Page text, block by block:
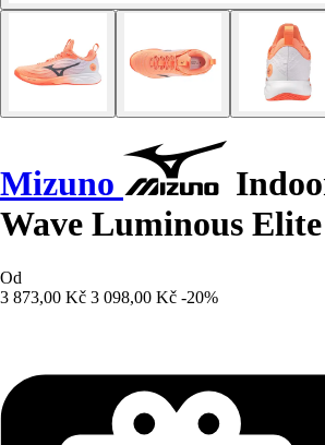
Mizuno
Wave Luminous Elite
Od
3 873,00 Kč 3 098,00 Kč -20%